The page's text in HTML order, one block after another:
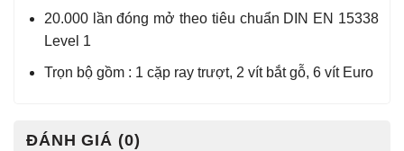
20.000 lần đóng mở theo tiêu chuẩn DIN EN 15338
Level 1
Trọn bộ gồm : 1 cặp ray trượt, 2 vít bắt gỗ, 6 vít Euro
ĐÁNH GIÁ (0)